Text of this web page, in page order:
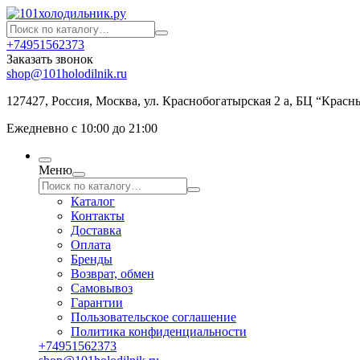
+74951562373
Заказать звонок
shop@101holodilnik.ru
127427, Россия, Москва, ул. Краснобогатырская 2 а, БЦ
Ежедневно с 10:00 до 21:00
Меню
Каталог
Контакты
Доставка
Оплата
Бренды
Возврат, обмен
Самовывоз
Гарантии
Пользовательское соглашение
Политика конфиденциальности
+74951562373